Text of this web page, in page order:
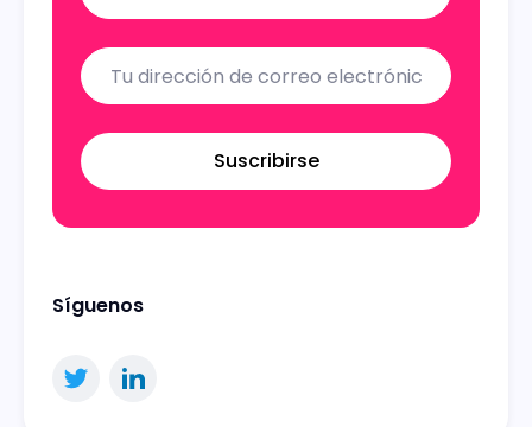
Suscribirse
Síguenos